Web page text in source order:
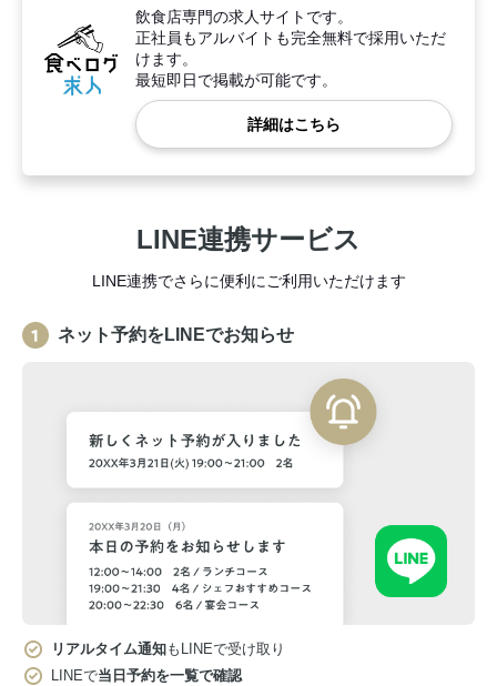
飲食店専門の求人サイトです。
正社員もアルバイトも完全無料で採用いただ
けます。
最短即日で掲載が可能です。
詳細はこちら
LINE連携サービス
LINE連携でさらに便利にご利用いただけます
ネット予約をLINEでお知らせ
リアルタイム通知もLINEで受け取り
LINEで当日予約を一覧で確認